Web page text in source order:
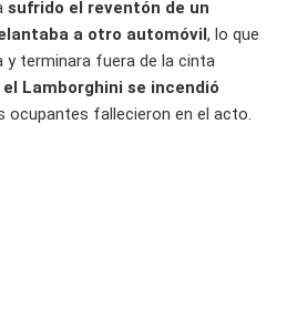
sufrido el reventón de un
a otro automóvil, lo que
terminara fuera de la cinta
el Lamborghini se incendió
ocupantes fallecieron en el acto.